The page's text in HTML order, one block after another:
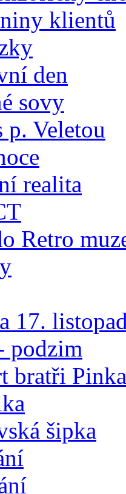
klientů
den
sovy
p. Veletou
realita
Retro
17.
podzim
bratři
šipka